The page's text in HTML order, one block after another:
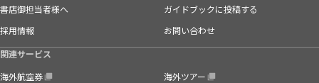
書店御担当者様へ
ガイドブックに投稿する
採用情報
お問い合わせ
関連サービス
海外航空券
海外ツアー